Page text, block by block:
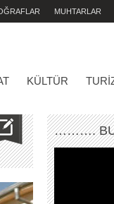
MUHTARLAR
KÜLTÜR
……….